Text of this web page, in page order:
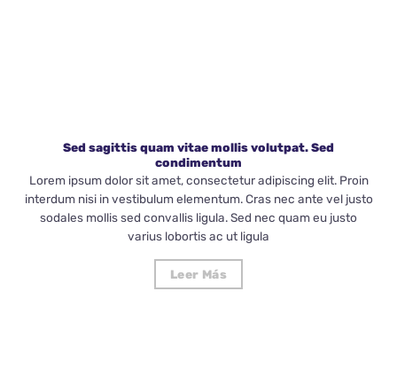
Sed sagittis quam vitae mollis volutpat. Sed
condimentum
Lorem ipsum dolor sit amet, consectetur adipiscing elit. Proin
interdum nisi in vestibulum elementum. Cras nec ante vel justo
sodales mollis sed convallis ligula. Sed nec quam eu justo
varius lobortis ac ut ligula
Leer Más